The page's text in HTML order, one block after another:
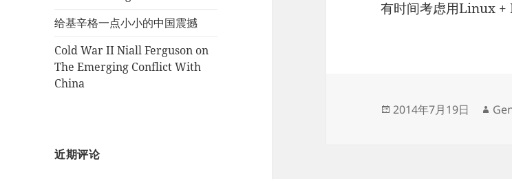
给基辛格一点小小的中国震撼
Cold War II Niall Ferguson on
The Emerging Conflict With
China
近期评论
有时间考虑用Linux +
发
2014年7月19日
作